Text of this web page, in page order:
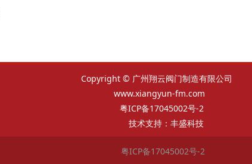
Copyright © 广州翔云阀门制造有限公司
www.xiangyun-fm.com
粤ICP备17045002号-2
技术支持： 丰盛科技
粤ICP备17045002号-2